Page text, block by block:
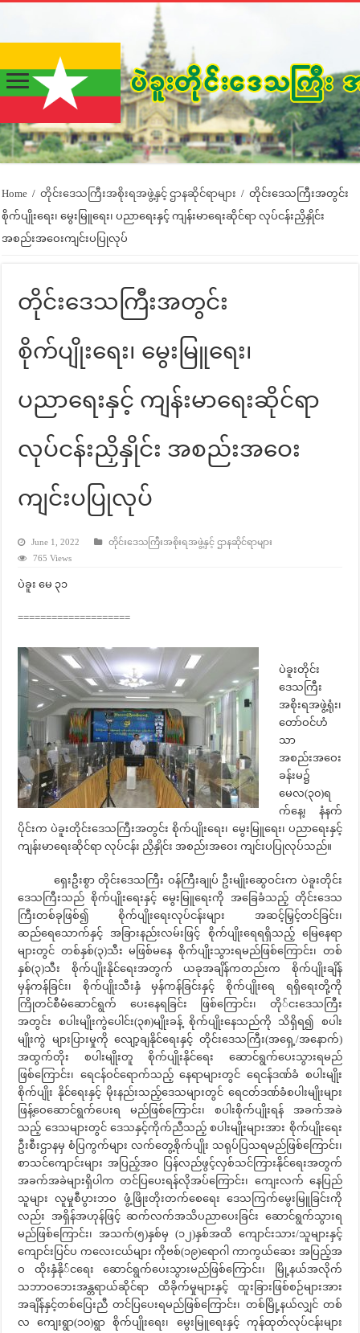
Home / တိုင်းဒေသကြီးအစိုးရအဖွဲ့နှင့် ဌာနဆိုင်ရာများ / တိုင်းဒေသကြီးအတွင်း
စိုက်ပျိုးရေး၊ မွေးမြူရေး၊ ပညာရေးနှင့် ကျန်းမာရေးဆိုင်ရာ လုပ်ငန်းညှိနှိုင်း
အစည်းအဝေးကျင်းပပြုလုပ်
တိုင်းဒေသကြီးအတွင်း
စိုက်ပျိုးရေး၊ မွေးမြူရေး၊
ပညာရေးနှင့် ကျန်းမာရေးဆိုင်ရာ
လုပ်ငန်းညှိနှိုင်း အစည်းအဝေး
ကျင်းပပြုလုပ်
June 1, 2022
တိုင်းဒေသကြီးအစိုးရအဖွဲ့နှင့် ဌာနဆိုင်ရာများ
765 Views
ပဲခူး မေ ၃၁
====================
ပဲခူးတိုင်း
ဒေသကြီး
အစိုးရအဖွဲ့ရုံး၊
တော်ဝင်ဟံ
သာ
အစည်းအဝေး
ခန်းမ၌
မေလ(၃၀)ရ
က်နေ့၊ နံနက်
ပိုင်းက ပဲခူးတိုင်းဒေသကြီးအတွင်း စိုက်ပျိုးရေး၊ မွေးမြူရေး၊ ပညာရေးနှင့်
ကျန်းမာရေးဆိုင်ရာ လုပ်ငန်း ညှိနှိုင်း အစည်းအဝေး ကျင်းပပြုလုပ်သည်။
ရှေးဦးစွာ တိုင်းဒေသကြီး ဝန်ကြီးချုပ် ဦးမျိုးဆွေဝင်းက ပဲခူးတိုင်း
ဒေသကြီးသည် စိုက်ပျိုးရေးနှင့် မွေးမြူရေးကို အခြေခံသည့် တိုင်းဒေသ
ကြီးတစ်ခုဖြစ်၍ စိုက်ပျိုးရေးလုပ်ငန်းများ အဆင့်မြှင့်တင်ခြင်း၊
ဆည်ရေသောက်နှင့် အခြားနည်းလမ်းဖြင့် စိုက်ပျိုးရေရရှိသည့်‌ မြေနေရာ
များတွင် တစ်နှစ်(၃)သီး မဖြစ်မနေ စိုက်ပျိုးသွားရမည်ဖြစ်ကြောင်း၊ တစ်
နှစ်(၃)သီး စိုက်ပျိုးနိုင်ရေးအတွက် ယခုအချိန်ကတည်းက စိုက်ပျိုးချိန်
မှန်ကန်ခြင်း၊ စိုက်ပျိုးသီးနှံ မှန်ကန်ခြင်းနှင့် စိုက်ပျိုးရေ ရရှိရေးတို့ကို
ကြိုတင်စီမံဆောင်ရွက် ပေးနေရခြင်း ဖြစ်ကြောင်း၊ တို်ငးဒေသကြီး
အတွင်း စပါးမျိုးကွဲပေါင်း(၃၈)မျိုးခန့် စိုက်ပျိုးနေသည်ကို သိရှိရ၍ စပါး
မျိုးကွဲ များပြားမှုကို လျော့ချနိုင်ရေးနှင့် တိုင်းဒေသကြီး(အရှေ့/အနောက်)
အထွက်တိုး စပါးမျိုးတူ စိုက်ပျိုးနိုင်ရေး ဆောင်ရွက်ပေးသွားရမည်
ဖြစ်ကြောင်း၊ ရေငန်ဝင်ရောက်သည့် နေရာများတွင် ရေငန်ဒဏ်ခံ စပါးမျိုး
စိုက်ပျိုး နိုင်ရေးနှင့် မိုးနည်းသည့်ဒေသများတွင် ရေငတ်ဒဏ်ခံစပါးမျိုးများ
ဖြန့်ဝေဆောင်ရွက်ပေးရ မည်ဖြစ်ကြောင်း၊ စပါးစိုက်ပျိုးရန် အခက်အခဲ
သည့် ဒေသများတွင် ဒေသနှင့်ကိုက်ညီသည့် စပါးမျိုးများအား စိုက်ပျိုးရေး
ဦးစီးဌာနမှ စံပြကွက်များ လက်တွေ့စိုက်ပျိုး သရုပ်ပြသရမည်ဖြစ်ကြောင်း၊
စာသင်ကျောင်းများ အပြည့်အဝ ပြန်လည်ဖွင့်လှစ်သင်ကြားနိုင်ရေးအတွက်
အခက်အခဲများရှိပါက တင်ပြပေးရန်လိုအပ်ကြောင်း၊ ကျေးလက် နေပြည်
သူများ လူမှုစီပွားဘဝ ဖွံ့ဖြိုးတိုးတက်စေရေး ဒေသကြက်မွေးမြူခြင်းကို
လည်း အရှိန်အဟုန်ဖြင့် ဆက်လက်အသိပညာပေးခြင်း ဆောင်ရွက်သွားရ
မည်ဖြစ်ကြောင်း၊ အသက်(၅)နှစ်မှ (၁၂)နှစ်အထိ ကျောင်းသား/သူများနှင့်
ကျောင်းပြင်ပ ကလေးငယ်များ ကိုဗစ်(၁၉)ရောဂါ ကာကွယ်ဆေး အပြည့်အ
ဝ ထိုးနှံနို်ငရေး ဆောင်ရွက်ပေးသွားမည်ဖြစ်ကြောင်း၊ မြို့နယ်အလိုက်
သဘာဝဘေးအန္တရာယ်ဆိုင်ရာ ထိခိုက်မှုများနှင့် ထူးခြားဖြစ်စဉ်များအား
အချိန်နှင့်တစ်ပြေးညီ တင်ပြပေးရမည်ဖြစ်ကြောင်း၊ တစ်မြို့နယ်လျှင် တစ်
လ ကျေးရွာ(၁၀)ရွာ စိုက်ပျိုးရေး၊ မွေးမြူရေးနှင့် ကုန်ထုတ်လုပ်ငန်းများ